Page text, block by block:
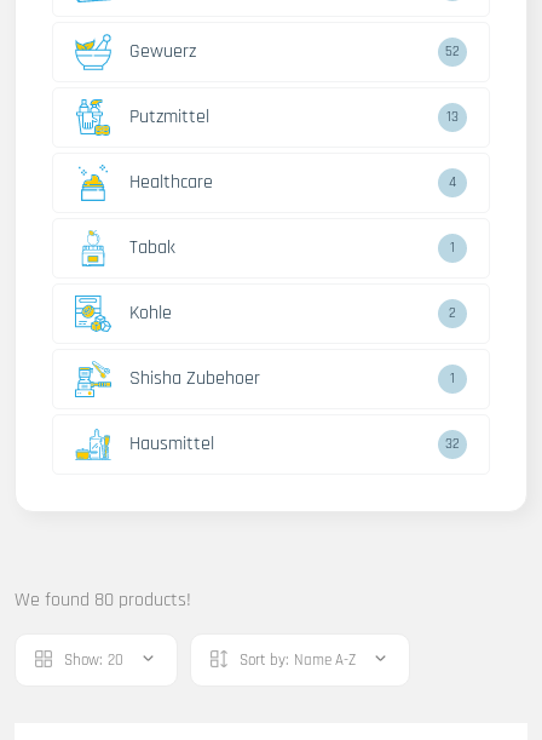
Gewuerz 52
Putzmittel 13
Healthcare 4
Tabak 1
Kohle 2
Shisha Zubehoer 1
Hausmittel 32
We found 80 products!
Show: 20 Sort by: Name A-Z